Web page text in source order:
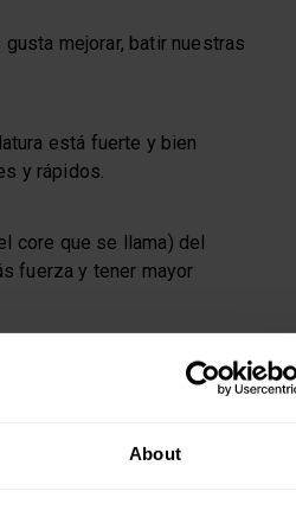
About
mejorar, batir nuestras
está fuerte y bien
y rápidos.
core que se llama) del
fuerza y tener mayor